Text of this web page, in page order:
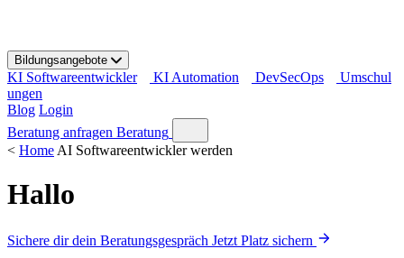
t
o
c
o
n
t
Bildungsangebote
KI Softwareentwickler KI Automation DevSecOps
Umschul
ungen
Blog Login
Beratung anfragen Beratung
< Home AI Softwareentwickler werden
Hallo
Sichere dir dein Beratungsgespräch Jetzt Platz sichern